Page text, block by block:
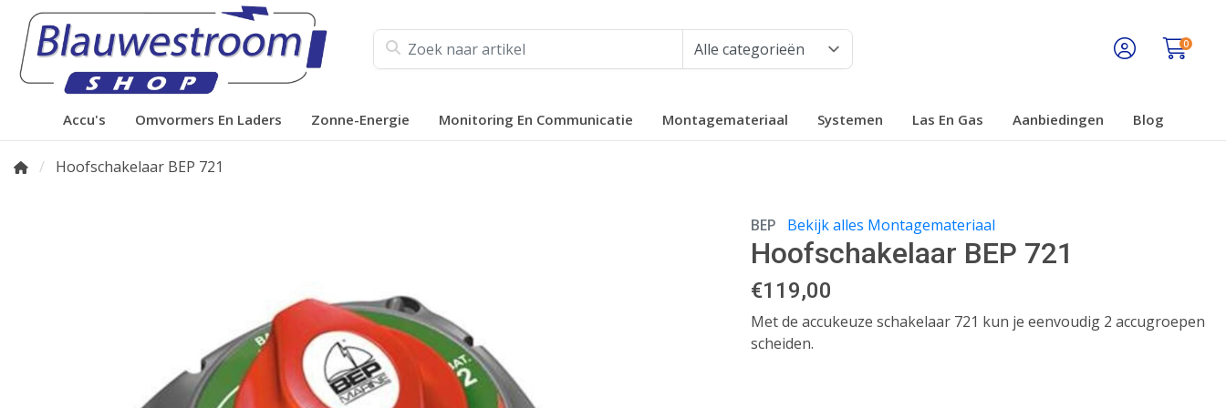
0
Accu's Omvormers En Laders Zonne-Energie Monitoring En Communicatie Montagemateriaal Systemen Las En Gas Aanbiedingen Blog
Hoofschakelaar BEP 721
BEP Bekijk alles Montagemateriaal
Hoofschakelaar BEP 721
€119,00
Met de accukeuze schakelaar 721 kun je eenvoudig 2 accugroepen
scheiden.